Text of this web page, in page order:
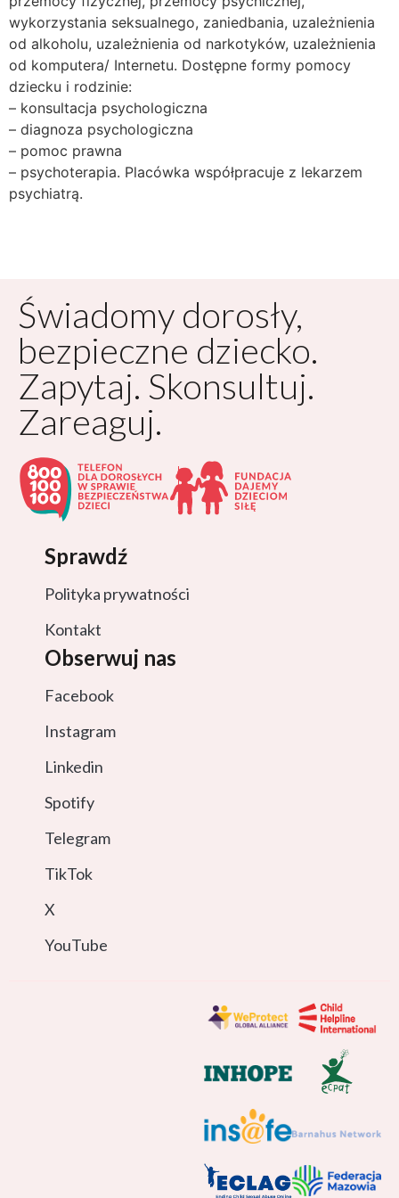
wykorzystania seksualnego, zaniedbania, uzależnienia
od alkoholu, uzależnienia od narkotyków, uzależnienia
od komputera/ Internetu. Dostępne formy pomocy
dziecku i rodzinie:
– konsultacja psychologiczna
– diagnoza psychologiczna
– pomoc prawna
– psychoterapia. Placówka współpracuje z lekarzem
psychiatrą.
Świadomy dorosły,
bezpieczne dziecko.
Zapytaj. Skonsultuj.
Zareaguj.
Sprawdź
Polityka prywatności
Kontakt
Obserwuj nas
Facebook
Instagram
Linkedin
Spotify
Telegram
TikTok
X
YouTube